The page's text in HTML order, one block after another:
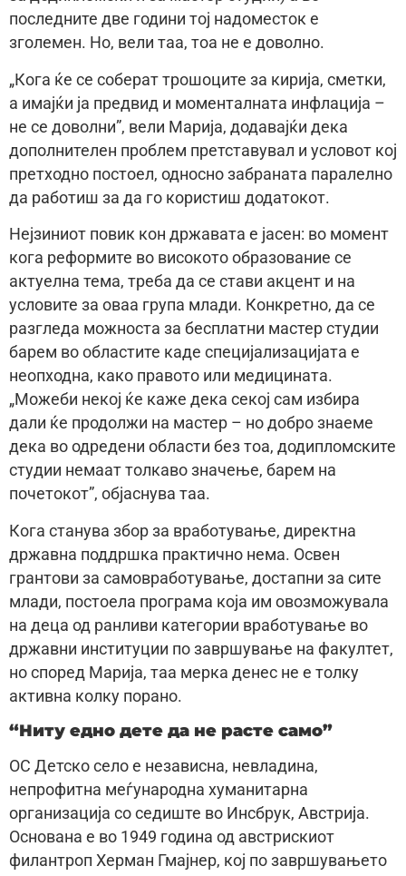
последните две години тој надоместок е
зголемен. Но, вели таа, тоа не е доволно.
„Кога ќе се соберат трошоците за кирија, сметки,
а имајќи ја предвид и моменталната инфлација –
не се доволни”, вели Марија, додавајќи дека
дополнителен проблем претставувал и условот кој
претходно постоел, односно забраната паралелно
да работиш за да го користиш додатокот.
Нејзиниот повик кон државата е јасен: во момент
кога реформите во високото образование се
актуелна тема, треба да се стави акцент и на
условите за оваа група млади. Конкретно, да се
разгледа можноста за бесплатни мастер студии
барем во областите каде специјализацијата е
неопходна, како правото или медицината.
„Можеби некој ќе каже дека секој сам избира
дали ќе продолжи на мастер – но добро знаеме
дека во одредени области без тоа, додипломските
студии немаат толкаво значење, барем на
почетокот”, објаснува таа.
Кога станува збор за вработување, директна
државна поддршка практично нема. Освен
грантови за самовработување, достапни за сите
млади, постоела програма која им овозможувала
на деца од ранливи категории вработување во
државни институции по завршување на факултет,
но според Марија, таа мерка денес не е толку
активна колку порано.
“Ниту едно дете да не расте само”
ОС Детско село е независна, невладина,
непрофитна меѓународна хуманитарна
организација со седиште во Инсбрук, Австрија.
Основана е во 1949 година од австрискиот
филантроп Херман Гмајнер, кој по завршувањето